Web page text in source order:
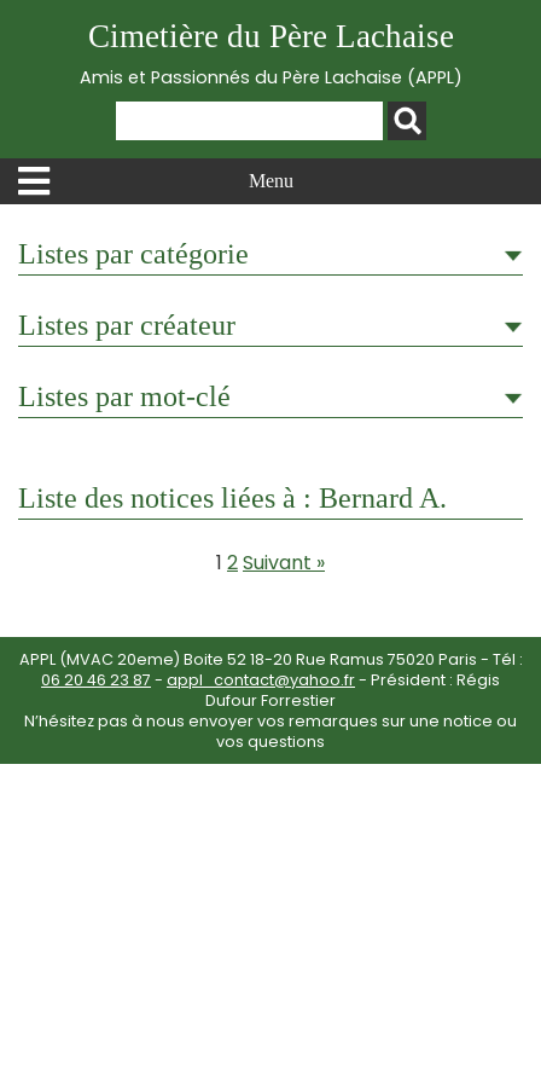
Cimetière du Père Lachaise
Amis et Passionnés du Père Lachaise (APPL)
Menu
Listes par catégorie
Listes par créateur
Listes par mot-clé
Liste des notices liées à : Bernard A.
1 2Suivant »
APPL (MVAC 20eme) Boite 52 18-20 Rue Ramus 75020 Paris - Tél :
06 20 46 23 87 - appl_contact@yahoo.fr- Président : Régis
Dufour Forrestier
N’hésitez pas à nous envoyer vos remarques sur une notice ou
vos questions